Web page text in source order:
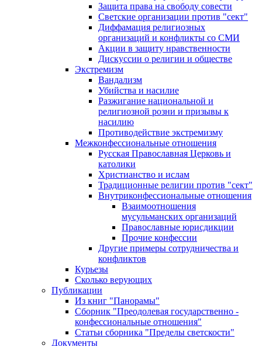
Защита права на свободу совести
Светские организации против "сект"
Диффамация религиозных
организаций и конфликты со СМИ
Акции в защиту нравственности
Дискуссии о религии и обществе
Экстремизм
Вандализм
Убийства и насилие
Разжигание национальной и
религиозной розни и призывы к
насилию
Противодействие экстремизму
Межконфессиональные отношения
Русская Православная Церковь и
католики
Христианство и ислам
Традиционные религии против "сект"
Внутриконфессиональные отношения
Взаимоотношения
мусульманских организаций
Православные юрисдикции
Прочие конфессии
Другие примеры сотрудничества и
конфликтов
Курьезы
Сколько верующих
Публикации
Из книг "Панорамы"
Сборник "Преодолевая государственно -
конфессиональные отношения"
Статьи сборника "Пределы светскости"
Документы